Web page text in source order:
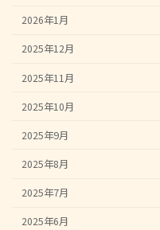
2026年1月
2025年12月
2025年11月
2025年10月
2025年9月
2025年8月
2025年7月
2025年6月